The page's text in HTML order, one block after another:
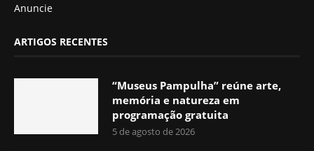
Anuncie
ARTIGOS RECENTES
“Museus Pampulha” reúne arte,
memória e natureza em
programação gratuita
5 de agosto de 2026